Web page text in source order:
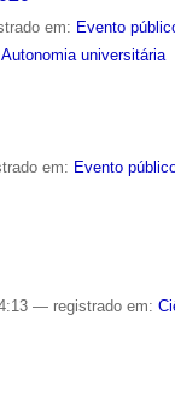
em: Evento
,Autonomia universitária
em: Evento
— registrado em: